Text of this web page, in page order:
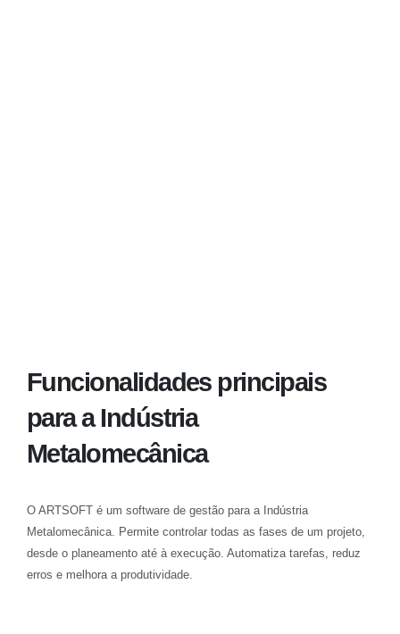
Funcionalidades principais
para a Indústria
Metalomecânica
O ARTSOFT é um software de gestão para a Indústria
Metalomecânica. Permite controlar todas as fases de um projeto,
desde o planeamento até à execução. Automatiza tarefas, reduz
erros e melhora a produtividade.